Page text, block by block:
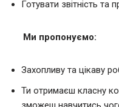
Готувати звітність та
Ми пропонуємо:
Захопливу та цікаву
Ти отримаєш класну